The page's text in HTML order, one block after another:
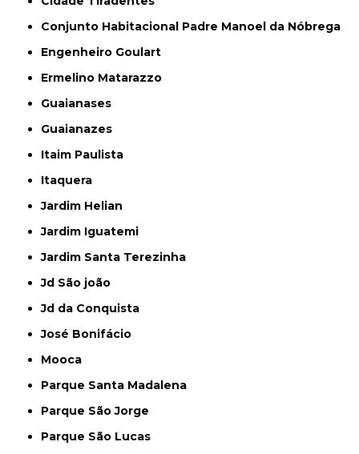
Conjunto Habitacional Padre Manoel da Nóbrega
Engenheiro Goulart
Ermelino Matarazzo
Guaianases
Guaianazes
Itaim Paulista
Itaquera
Jardim Helian
Jardim Iguatemi
Jardim Santa Terezinha
Jd São joão
Jd da Conquista
José Bonifácio
Mooca
Parque Santa Madalena
Parque São Jorge
Parque São Lucas